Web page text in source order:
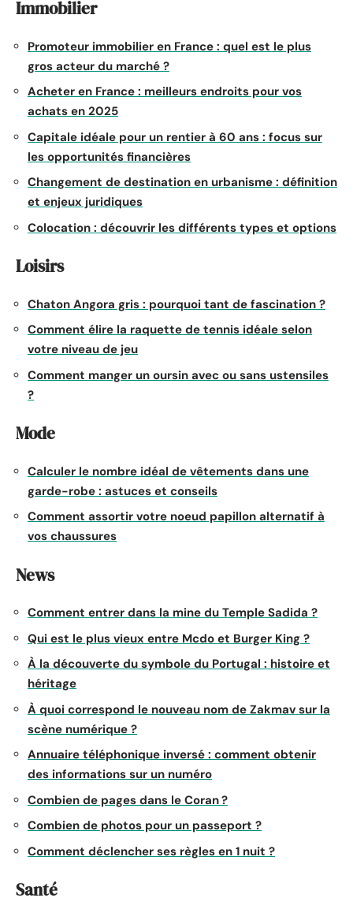
Immobilier
Promoteur immobilier en France : quel est le plus
gros acteur du marché ?
Acheter en France : meilleurs endroits pour vos
achats en 2025
Capitale idéale pour un rentier à 60 ans : focus sur
les opportunités financières
Changement de destination en urbanisme : définition
et enjeux juridiques
Colocation : découvrir les différents types et options
Loisirs
Chaton Angora gris : pourquoi tant de fascination ?
Comment élire la raquette de tennis idéale selon
votre niveau de jeu
Comment manger un oursin avec ou sans ustensiles
?
Mode
Calculer le nombre idéal de vêtements dans une
garde-robe : astuces et conseils
Comment assortir votre noeud papillon alternatif à
vos chaussures
News
Comment entrer dans la mine du Temple Sadida ?
Qui est le plus vieux entre Mcdo et Burger King ?
À la découverte du symbole du Portugal : histoire et
héritage
À quoi correspond le nouveau nom de Zakmav sur la
scène numérique ?
Annuaire téléphonique inversé : comment obtenir
des informations sur un numéro
Combien de pages dans le Coran ?
Combien de photos pour un passeport ?
Comment déclencher ses règles en 1 nuit ?
Santé